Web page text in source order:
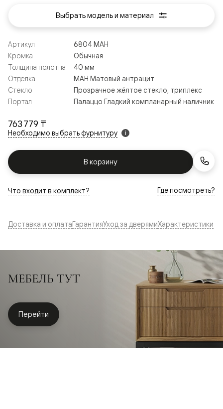
763 779 ₸
Необходимо выбрать фурнитуру i
В корзину
Артикул
6804 МАН
Кромка
Обычная
Толщина полотна
40 мм
Отделка
МАН Матовый антрацит
Стекло
Прозрачное жёлтое стекло, триплекс
Портал
Палаццо Гладкий компланарный наличник
Что входит в комплект? Где посмотреть?
Выбрать модель и материал
Доставка и оплатаГарантияУход за дверямиХарактеристики
МЕБЕЛЬ ТУТ
Перейти